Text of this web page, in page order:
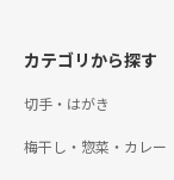
カテゴリから探す
切手・はがき
梅干し・惣菜・カレー